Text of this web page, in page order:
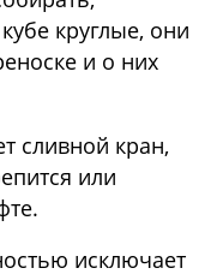
круглые, они
и о них
сливной кран,
или
исключает